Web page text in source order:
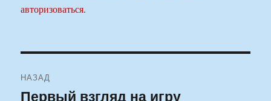
авторизоваться.
по
НАЗАД
Предыдущая
Первый взгляд на игру